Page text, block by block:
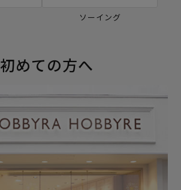
ソーイング
初めての方へ